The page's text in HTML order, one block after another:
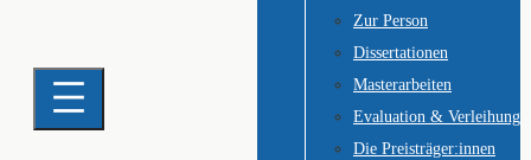
Zur Person
Dissertationen
Masterarbeiten
Evaluation & Verleihung
Die Preisträger:innen